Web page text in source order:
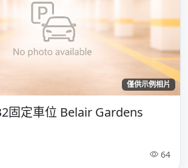
僅供示例相片
固定車位 Belair Gardens
64